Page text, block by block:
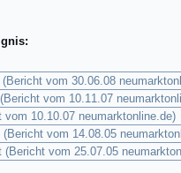
vom 30.06.08
vom 10.11.07
10.10.07 neumarktonline.de)
vom 14.08.05
vom 25.07.05